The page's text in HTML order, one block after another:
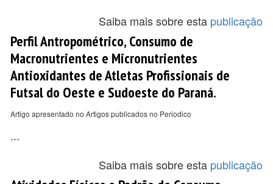
Saiba mais sobre esta publicação
Perfil Antropométrico, Consumo de
Macronutrientes e Micronutrientes
Antioxidantes de Atletas Profissionais de
Futsal do Oeste e Sudoeste do Paraná.
Artigo apresentado no Artigos publicados no Periodico
...
Saiba mais sobre esta publicação